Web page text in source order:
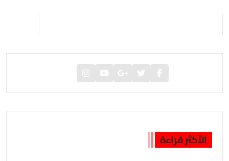
الأكثر قراءة